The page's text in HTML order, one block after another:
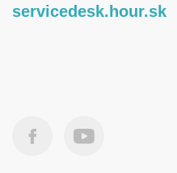
servicedesk.hour.sk